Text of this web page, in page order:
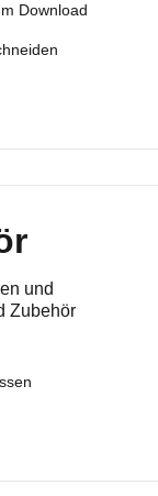
Download
und
Zubehör